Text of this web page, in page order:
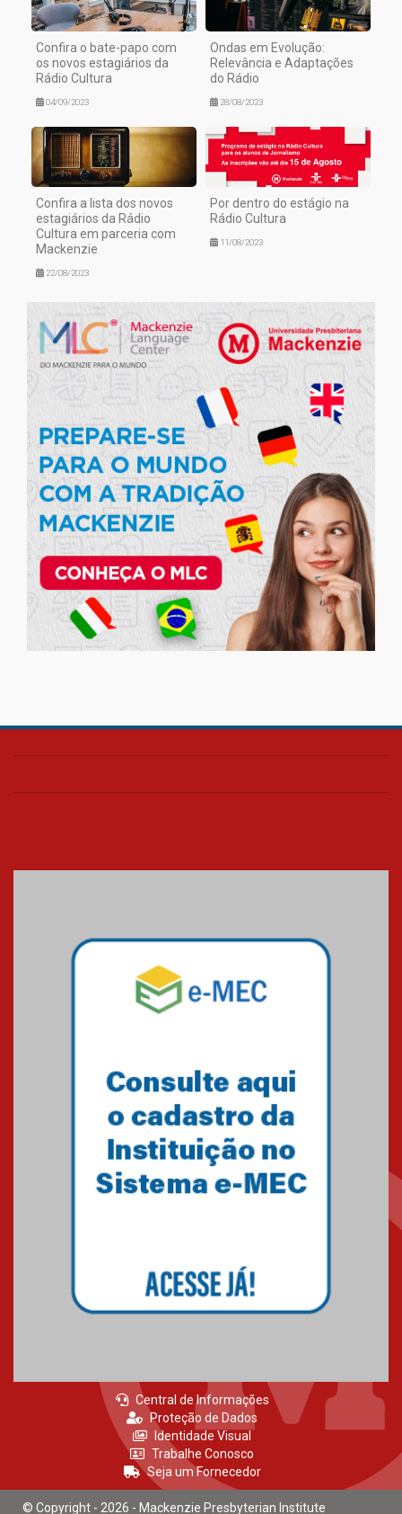
Confira o bate-papo com
os novos estagiários da
Rádio Cultura
04/09/2023
Ondas em Evolução:
Relevância e Adaptações
do Rádio
28/08/2023
Confira a lista dos novos
estagiários da Rádio
Cultura em parceria com
Mackenzie
22/08/2023
Por dentro do estágio na
Rádio Cultura
11/08/2023
Central de Informações
Proteção de Dados
Identidade Visual
Trabalhe Conosco
Seja um Fornecedor
© Copyright - 2026 - Mackenzie Presbyterian Institute